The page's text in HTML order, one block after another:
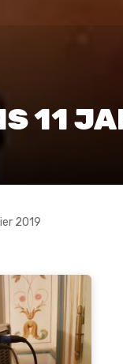
11
2019